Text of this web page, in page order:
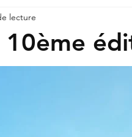
10ème
lecture